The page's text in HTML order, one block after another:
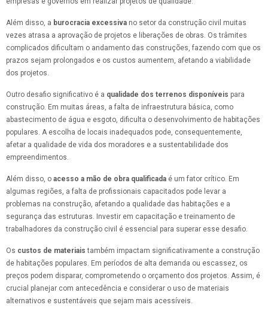
Além disso, a burocracia excessiva no setor da construção civil muitas
vezes atrasa a aprovação de projetos e liberações de obras. Os trâmites
complicados dificultam o andamento das construções, fazendo com que os
prazos sejam prolongados e os custos aumentem, afetando a viabilidade
dos projetos.
Outro desafio significativo é a qualidade dos terrenos disponíveis para
construção. Em muitas áreas, a falta de infraestrutura básica, como
abastecimento de água e esgoto, dificulta o desenvolvimento de habitações
populares. A escolha de locais inadequados pode, consequentemente,
afetar a qualidade de vida dos moradores e a sustentabilidade dos
empreendimentos.
Além disso, o acesso a mão de obra qualificada é um fator crítico. Em
algumas regiões, a falta de profissionais capacitados pode levar a
problemas na construção, afetando a qualidade das habitações e a
segurança das estruturas. Investir em capacitação e treinamento de
trabalhadores da construção civil é essencial para superar esse desafio.
Os custos de materiais também impactam significativamente a construção
de habitações populares. Em períodos de alta demanda ou escassez, os
preços podem disparar, comprometendo o orçamento dos projetos. Assim, é
crucial planejar com antecedência e considerar o uso de materiais
alternativos e sustentáveis que sejam mais acessíveis.